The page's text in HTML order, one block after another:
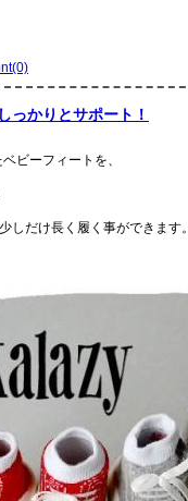
っかりとサポート！
ビーフィートを、
しだけ長く履く事ができます。